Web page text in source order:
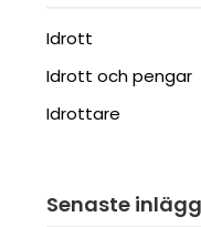
Idrott
Idrott och pengar
Idrottare
Senaste